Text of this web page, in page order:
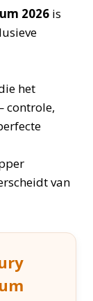
2026 is
het
controle,
van